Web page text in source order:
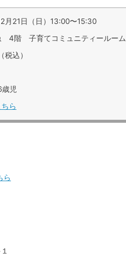
月21日（日）13:00〜15:30
4階 子育てコミュニティールーム
税込）
歳児
ちら
ら